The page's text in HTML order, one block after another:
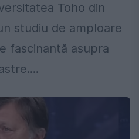
Toho din
studiu de amploare
fascinantă asupra